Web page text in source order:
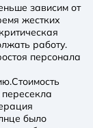
зависим от
жестких
работу.
персонала
было